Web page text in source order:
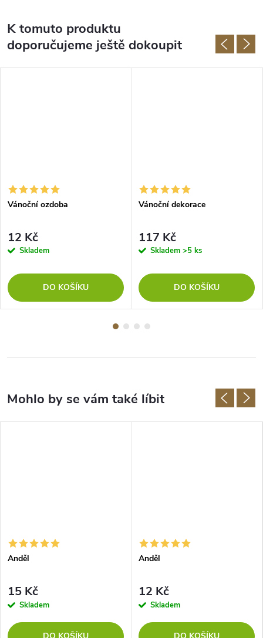
K tomuto produktu
doporučujeme ještě dokoupit
Vánoční ozdoba
12 Kč
Skladem
DO KOŠÍKU
Vánoční dekorace
117 Kč
Skladem >5 ks
DO KOŠÍKU
Anděl
15 Kč
Skladem
DO KOŠÍKU
Anděl
12 Kč
Skladem
DO KOŠÍKU